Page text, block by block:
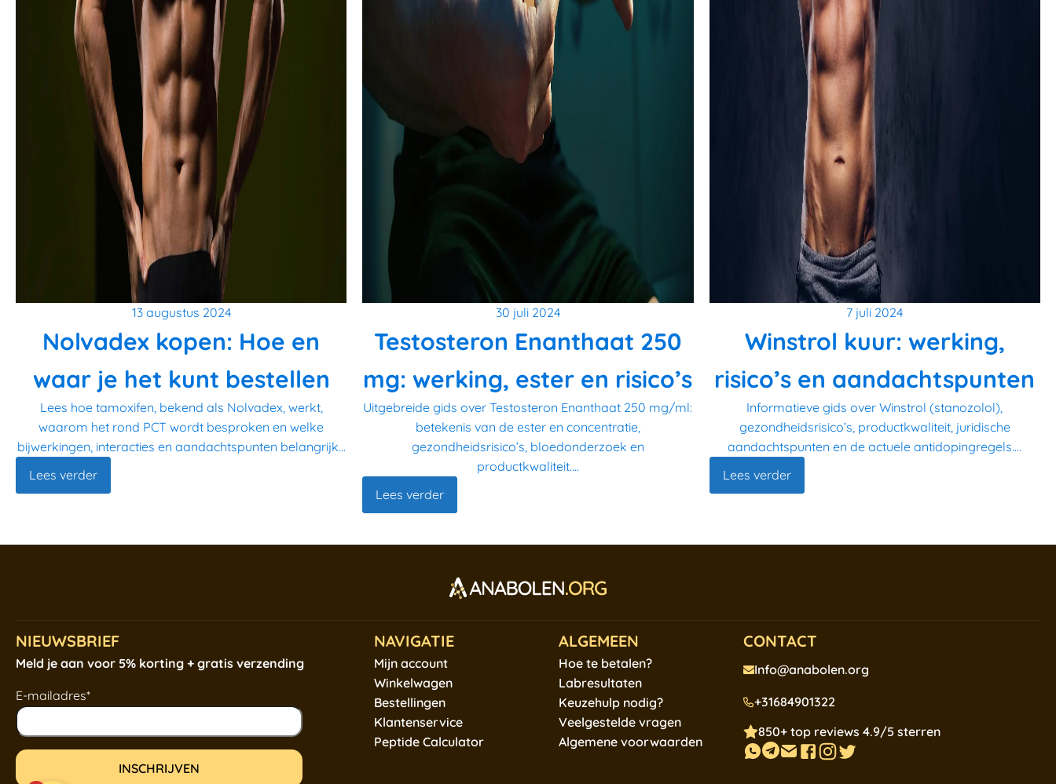
13 augustus 2024
Nolvadex kopen: Hoe en
waar je het kunt bestellen
Lees hoe tamoxifen, bekend als Nolvadex, werkt,
waarom het rond PCT wordt besproken en welke
bijwerkingen, interacties en aandachtspunten belangrijk...
Lees verder
30 juli 2024
Testosteron Enanthaat 250
mg: werking, ester en risico’s
Uitgebreide gids over Testosteron Enanthaat 250 mg/ml:
betekenis van de ester en concentratie,
gezondheidsrisico’s, bloedonderzoek en
productkwaliteit....
Lees verder
7 juli 2024
Winstrol kuur: werking,
risico’s en aandachtspunten
Informatieve gids over Winstrol (stanozolol),
gezondheidsrisico’s, productkwaliteit, juridische
aandachtspunten en de actuele antidopingregels....
Lees verder
NIEUWSBRIEF
Meld je aan voor 5% korting + gratis verzending
E-mailadres*
NAVIGATIE
Mijn account
Winkelwagen
Bestellingen
Klantenservice
Peptide Calculator
ALGEMEEN
Hoe te betalen?
Labresultaten
Keuzehulp nodig?
Veelgestelde vragen
Algemene voorwaarden
CONTACT
Info@anabolen.org
+31684901322
850+ top reviews 4.9/5 sterren